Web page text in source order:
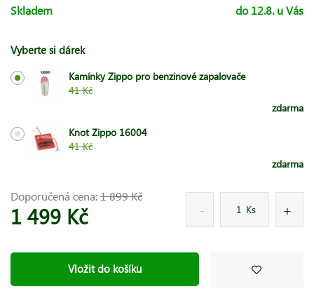
Skladem do 12.8. u Vás
Vyberte si dárek
Kamínky Zippo pro benzinové zapalovače
41 Kč
zdarma
Knot Zippo 16004
41 Kč
zdarma
Doporučená cena:1 899 Kč
1 499 Kč Ks
Vložit do košíku